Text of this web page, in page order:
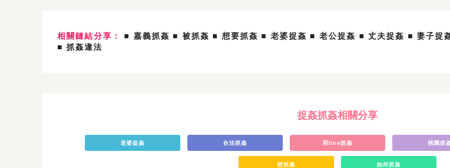
相關鏈結分享： ■ 嘉義抓姦 ■ 被抓姦 ■ 想要抓姦 ■ 老婆捉姦 ■ 老公捉姦 ■ 丈夫捉姦 ■ 妻子捉
■ 抓姦違法
捉姦抓姦相關分享
老婆捉姦 合法抓姦 用line抓姦 桃園抓
想抓姦 如何抓姦